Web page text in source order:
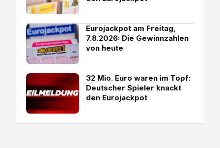
Eurojackpot am Freitag,
7.8.2026: Die Gewinnzahlen
von heute
32 Mio. Euro waren im Topf:
Deutscher Spieler knackt
den Eurojackpot